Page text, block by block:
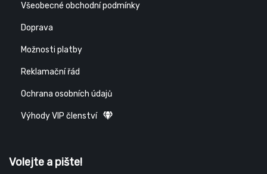
Všeobecné obchodní podmínky
Doprava
Možnosti platby
Reklamační řád
Ochrana osobních údajů
Výhody VIP členství
Volejte a pište!